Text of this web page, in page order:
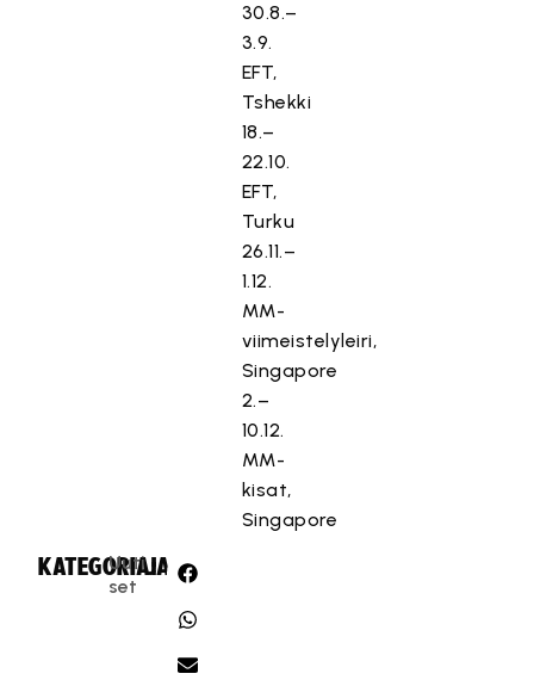
30.8.–
3.9.
EFT,
Tshekki
18.–
22.10.
EFT,
Turku
26.11.–
1.12.
MM-
viimeistelyleiri,
Singapore
2.–
10.12.
MM-
kisat,
Singapore
KATEGORIA:
Uuti
set
JAA: